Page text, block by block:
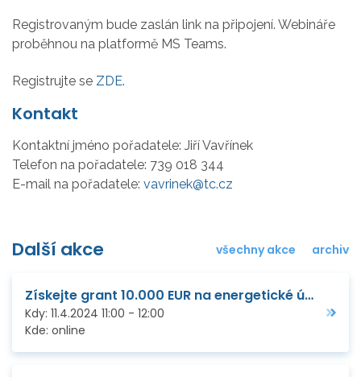
Registrovaným bude zaslán link na připojení. Webináře
proběhnou na platformě MS Teams.
Registrujte se ZDE.
Kontakt
Kontaktní jméno pořadatele: Jiří Vavřínek
Telefon na pořadatele: 739 018 344
E-mail na pořadatele: vavrinek@tc.cz
Další akce všechny akce archiv
Získejte grant 10.000 EUR na energetické úspory
Kdy: 11.4.2024 11:00 - 12:00
Kde: online